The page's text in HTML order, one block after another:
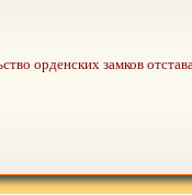
орденских замков